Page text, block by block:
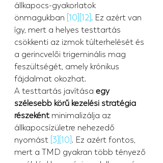
állkapocs-gyakorlatok
önmagukban [10] [12] . Ez azért van
így, mert a helyes testtartás
csökkenti az izmok túlterhelését és
a gerincvelői trigeminális mag
feszültségét, amely krónikus
fájdalmat okozhat.
A testtartás javítása egy
szélesebb körű kezelési stratégia
részeként minimalizálja az
állkapocsízületre nehezedő
nyomást [3] [10] . Ez azért fontos,
mert a TMD gyakran több tényező